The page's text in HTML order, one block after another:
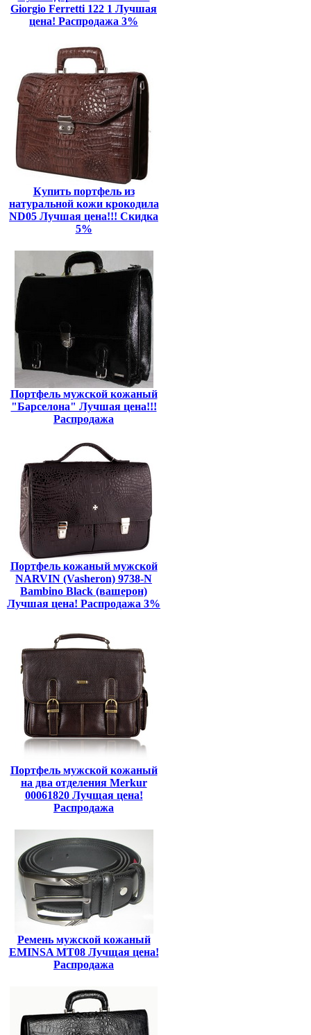
Giorgio Ferretti 122 1 Лучшая
цена! Распродажа 3%
Купить портфель из
натуральной кожи крокодила
ND05 Лучшая цена!!! Скидка
5%
Портфель мужской кожаный
"Барселона" Лучшая цена!!!
Распродажа
Портфель кожаный мужской
NARVIN (Vasheron) 9738-N
Bambino Black (вашерон)
Лучшая цена! Распродажа 3%
Портфель мужской кожаный
на два отделения Merkur
00061820 Лучщая цена!
Распродажа
Ремень мужской кожаный
EMINSA MT08 Лучщая цена!
Распродажа